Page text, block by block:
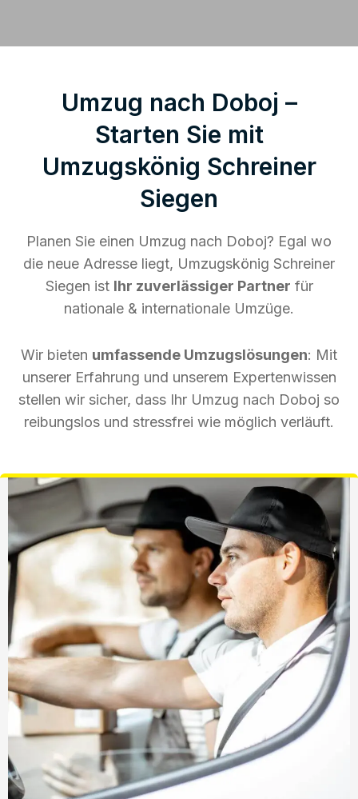
Umzug nach Doboj –
Starten Sie mit
Umzugskönig Schreiner
Siegen
Planen Sie einen Umzug nach Doboj? Egal wo
die neue Adresse liegt, Umzugskönig Schreiner
Siegen ist Ihr zuverlässiger Partner für
nationale & internationale Umzüge.
Wir bieten umfassende Umzugslösungen: Mit
unserer Erfahrung und unserem Expertenwissen
stellen wir sicher, dass Ihr Umzug nach Doboj so
reibungslos und stressfrei wie möglich verläuft.